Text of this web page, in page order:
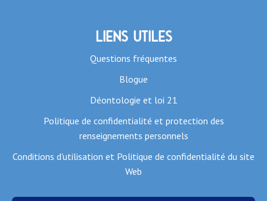
Liens utiles
Questions fréquentes
Blogue
Déontologie et loi 21
Politique de confidentialité et protection des
renseignements personnels
Conditions d'utilisation et Politique de confidentialité du site
Web